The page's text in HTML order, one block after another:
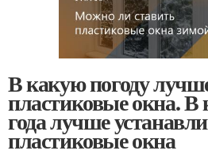
В какую погоду
пластиковые окна. В
года лучше
пластиковые окна